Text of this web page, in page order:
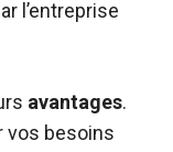
l’entreprise
avantages.
vos besoins